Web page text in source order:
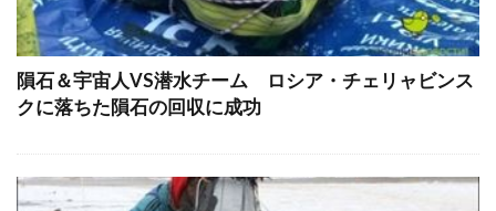
隕石＆宇宙人VS潜水チーム ロシア・チェリャビンス
クに落ちた隕石の回収に成功